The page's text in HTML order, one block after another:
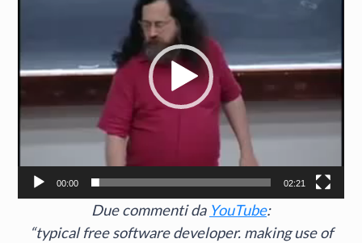
00:00 02:21
Due commenti da YouTube:
“typical free software developer. making use of